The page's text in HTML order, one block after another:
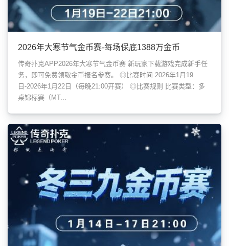
2026年大寒节气金币赛-每场保底1388万金币
传奇扑克APP2026年大寒节气金币赛 新玩家下载游戏完成新手任
务，即可免费领取金币报名参赛。 ◎比赛时间 2026年1月19
日-2026年1月22日（每晚21:00开赛） ◎比赛规则 比赛类型：多
桌锦标赛（MT...